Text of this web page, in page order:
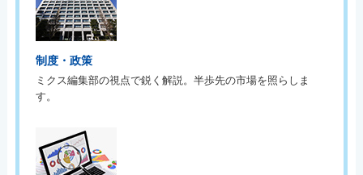
制度・政策
ミクス編集部の視点で鋭く解説。半歩先の市場を照らしま
す。